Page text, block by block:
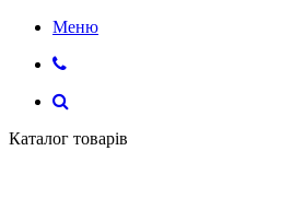
Меню
Каталог товарів